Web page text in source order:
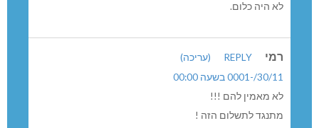
לא היה כלום.
רמי REPLY
(עריכה)
30/11/-0001 בשעה 00:00
לא מאמין להם !!!
מתנגד לתשלום הזה !